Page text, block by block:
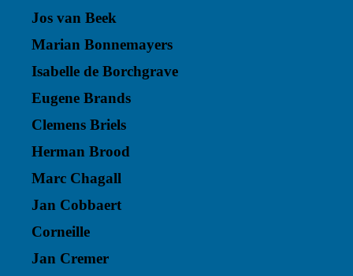
Jos van Beek
Marian Bonnemayers
Isabelle de Borchgrave
Eugene Brands
Clemens Briels
Herman Brood
Marc Chagall
Jan Cobbaert
Corneille
Jan Cremer